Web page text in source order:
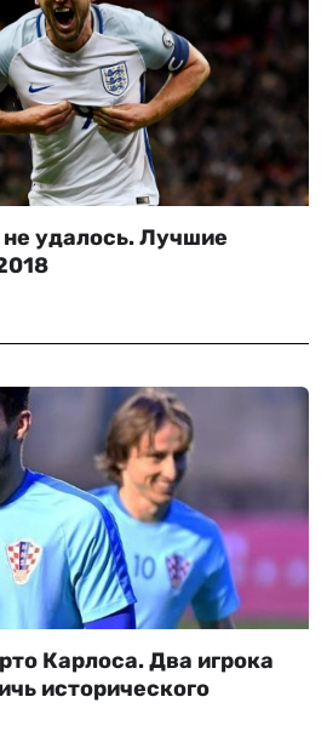
удалось. Лучшие
Карлоса. Два игрока
исторического